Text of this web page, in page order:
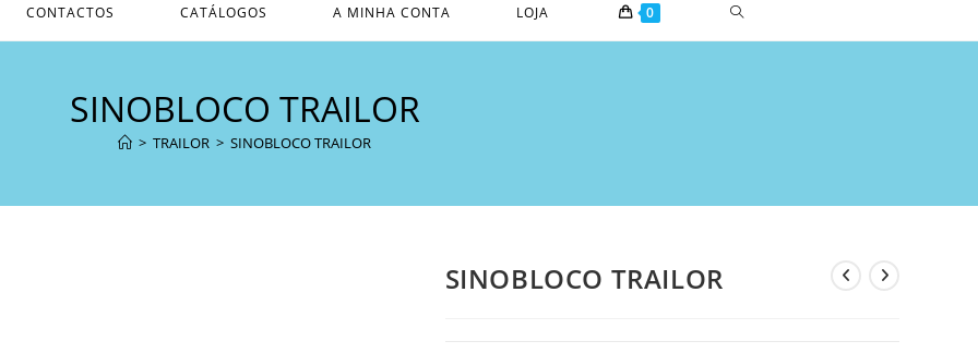
CONTACTOS CATÁLOGOS A MINHA CONTA LOJA 0 TOGGLE
SINOBLOCO TRAILOR
> TRAILOR > SINOBLOCO TRAILOR
SINOBLOCO TRAILOR